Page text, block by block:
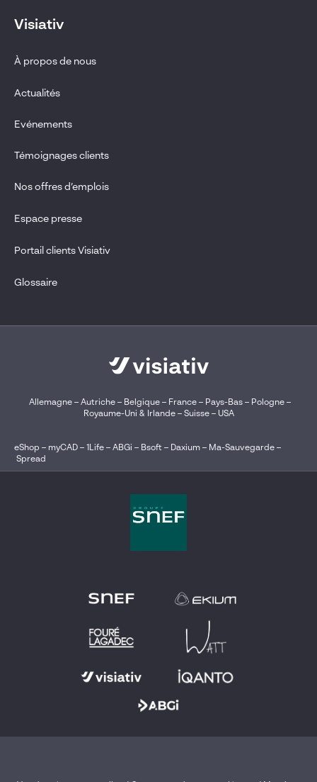
Visiativ
À propos de nous
Actualités
Evénements
Témoignages clients
Nos offres d’emplois
Espace presse
Portail clients Visiativ
Glossaire
Allemagne– Autriche– Belgique – France– Pays-Bas– Pologne–
Royaume-Uni & Irlande– Suisse– USA
eShop – myCAD – 1Life – ABGi – Bsoft – Daxium – Ma-Sauvegarde –
Spread